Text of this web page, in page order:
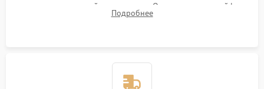
стеклокерамической поверхности. Отсоединение шлейфов
сенсорного блока для доступа к силовым платам, катушкам
Подробнее